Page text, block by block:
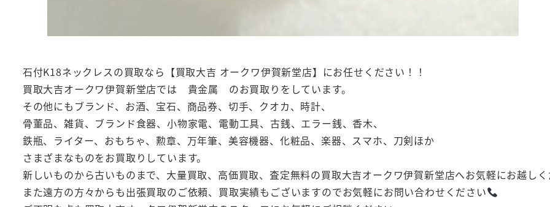
石付K18ネックレスの買取なら【買取大吉 オークワ伊賀新堂店】にお任せください！！
買取大吉オークワ伊賀新堂店では 貴金属 のお買取りをしています。
その他にもブランド、お酒、宝石、商品券、切手、クオカ、時計、
骨董品、雑貨、ブランド食器、小物家電、電動工具、古銭、エラー銭、香木、
鉄瓶、ライター、おもちゃ、勲章、万年筆、美容機器、化粧品、楽器、スマホ、刀剣ほか
さまざまなものをお買取りしています。
新しいものから古いものまで、大量買取、高価買取、査定無料の買取大吉オークワ伊賀新堂店へお気軽にお越し
また遠方の方々からも出張買取のご依頼、買取実績もございますのでお気軽にお問い合わせください